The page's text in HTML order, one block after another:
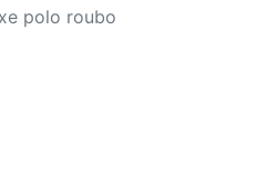
polo roubo